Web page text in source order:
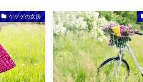
ゲゲゲの女房